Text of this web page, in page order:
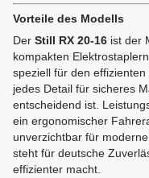
Vorteile des Modells
Der Still RX 20-16 ist der
kompakten
speziell für den
jedes Detail für sicheres
entscheidend ist.
ein ergonomischer
unverzichtbar für
steht für deutsche
effizienter macht.